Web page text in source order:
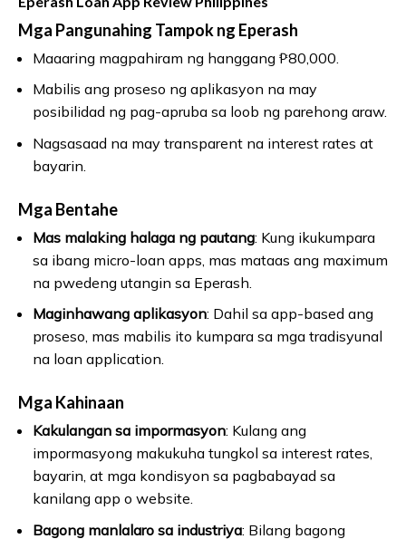
Mga Pangunahing Tampok ng Eperash
Maaaring magpahiram ng hanggang ₱80,000.
Mabilis ang proseso ng aplikasyon na may
posibilidad ng pag-apruba sa loob ng parehong araw.
Nagsasaad na may transparent na interest rates at
bayarin.
Mga Bentahe
Mas malaking halaga ng pautang: Kung ikukumpara
sa ibang micro-loan apps, mas mataas ang maximum
na pwedeng utangin sa Eperash.
Maginhawang aplikasyon: Dahil sa app-based ang
proseso, mas mabilis ito kumpara sa mga tradisyunal
na loan application.
Mga Kahinaan
Kakulangan sa impormasyon: Kulang ang
impormasyong makukuha tungkol sa interest rates,
bayarin, at mga kondisyon sa pagbabayad sa
kanilang app o website.
Bagong manlalaro sa industriya: Bilang bagong